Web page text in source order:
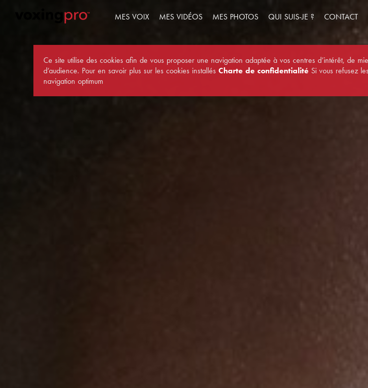
MES VOIX MES VIDÉOS MES PHOTOS QUI SUIS-JE ? CONTACT
Ce site utilise des cookies afin de vous proposer une navigation adaptée à vos centres d’intérêt, de
d’audience. Pour en savoir plus sur les cookies installésCharte de confidentialité Si vous refusez
navigation optimum